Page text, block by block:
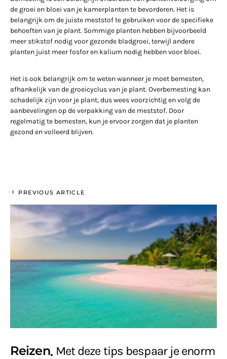
de groei en bloei van je kamerplanten te bevorderen. Het is
belangrijk om de juiste meststof te gebruiken voor de specifieke
behoeften van je plant. Sommige planten hebben bijvoorbeeld
meer stikstof nodig voor gezonde bladgroei, terwijl andere
planten juist meer fosfor en kalium nodig hebben voor bloei.
Het is ook belangrijk om te weten wanneer je moet bemesten,
afhankelijk van de groeicyclus van je plant. Overbemesting kan
schadelijk zijn voor je plant, dus wees voorzichtig en volg de
aanbevelingen op de verpakking van de meststof. Door
regelmatig te bemesten, kun je ervoor zorgen dat je planten
gezond en volleerd blijven.
PREVIOUS ARTICLE
Reizen Met deze tips bespaar je enorm